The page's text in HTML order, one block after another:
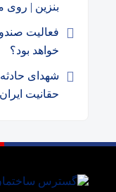
بنزین |
فعالیت
خواهد بود؟
شهدای
حقانیت